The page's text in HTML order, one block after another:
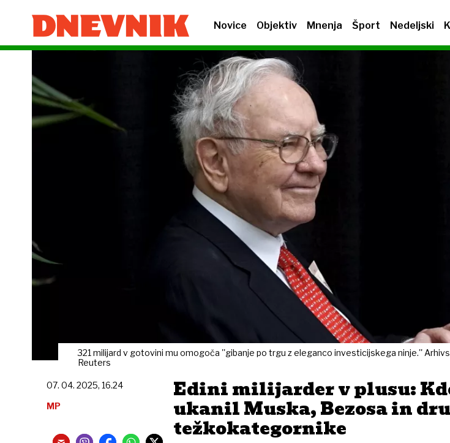
Novice Objektiv Mnenja Šport Nedeljski
321 milijard v gotovini mu omogoča ''gibanje po trgu z eleganco investicijskega ninje.''
Reuters
Edini milijarder v plusu:
ukanil Muska, Bezosa in
težkokategornike
07. 04. 2025, 16.24
MP